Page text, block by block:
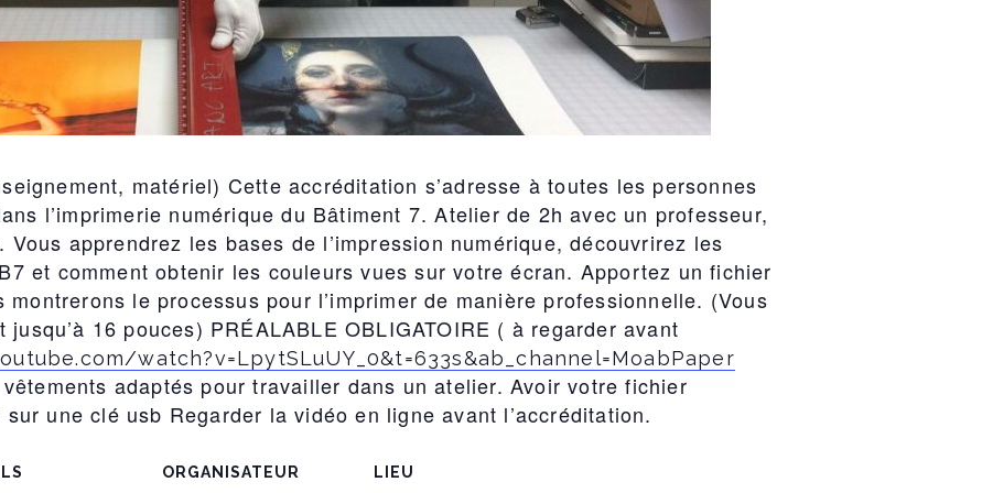
matériel) Cette accréditation s’adresse à toutes les personnes
l’imprimerie numérique du Bâtiment 7. Atelier de 2h avec un professeur,
apprendrez les bases de l’impression numérique, découvrirez les
et comment obtenir les couleurs vues sur votre écran. Apportez un fichier
le processus pour l’imprimer de manière professionnelle. (Vous
16 pouces) PRÉALABLE OBLIGATOIRE ( à regarder avant
watch?v=LpytSLuUY_0&t=633s&ab_channel=MoabPaper
adaptés pour travailler dans un atelier. Avoir votre fichier
une clé usb Regarder la vidéo en ligne avant l’accréditation.
ORGANISATEUR LIEU